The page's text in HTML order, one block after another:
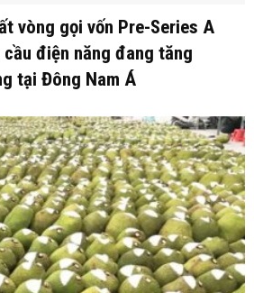
vòng gọi vốn Pre-Series A
điện năng đang tăng
tại Đông Nam Á